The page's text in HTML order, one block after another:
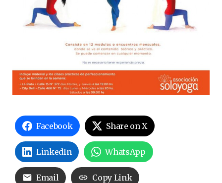
Facebook Share on X
LinkedIn WhatsApp
Email Copy Link